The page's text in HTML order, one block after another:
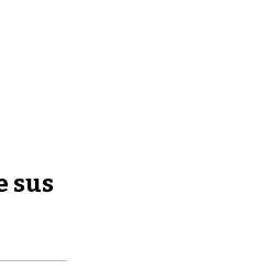
sus